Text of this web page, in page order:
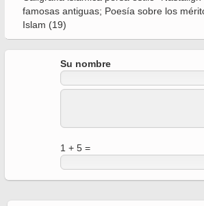
famosas antiguas; Poesía sobre los
Islam (19)
Su nombre
1 + 5 =